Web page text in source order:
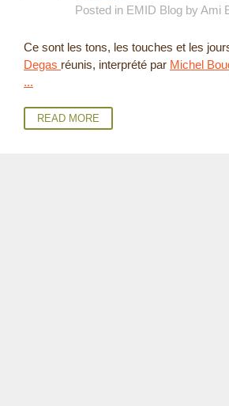
Posted in EMID Blog by Ami
Ce sont les tons, les touches et les
Degas réunis, interprété par Michel
...
READ MORE